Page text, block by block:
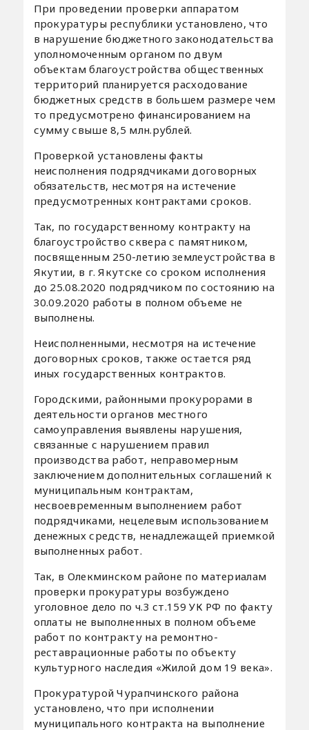
При проведении проверки аппаратом
прокуратуры республики установлено, что
в нарушение бюджетного законодательства
уполномоченным органом по двум
объектам благоустройства общественных
территорий планируется расходование
бюджетных средств в большем размере чем
то предусмотрено финансированием на
сумму свыше 8,5 млн.рублей.
Проверкой установлены факты
неисполнения подрядчиками договорных
обязательств, несмотря на истечение
предусмотренных контрактами сроков.
Так, по государственному контракту на
благоустройство сквера с памятником,
посвященным 250-летию землеустройства в
Якутии, в г. Якутске со сроком исполнения
до 25.08.2020 подрядчиком по состоянию на
30.09.2020 работы в полном объеме не
выполнены.
Неисполненными, несмотря на истечение
договорных сроков, также остается ряд
иных государственных контрактов.
Городскими, районными прокурорами в
деятельности органов местного
самоуправления выявлены нарушения,
связанные с нарушением правил
производства работ, неправомерным
заключением дополнительных соглашений к
муниципальным контрактам,
несвоевременным выполнением работ
подрядчиками, нецелевым использованием
денежных средств, ненадлежащей приемкой
выполненных работ.
Так, в Олекминском районе по материалам
проверки прокуратуры возбуждено
уголовное дело по ч.3 ст.159 УК РФ по факту
оплаты не выполненных в полном объеме
работ по контракту на ремонтно-
реставрационные работы по объекту
культурного наследия «Жилой дом 19 века».
Прокуратурой Чурапчинского района
установлено, что при исполнении
муниципального контракта на выполнение